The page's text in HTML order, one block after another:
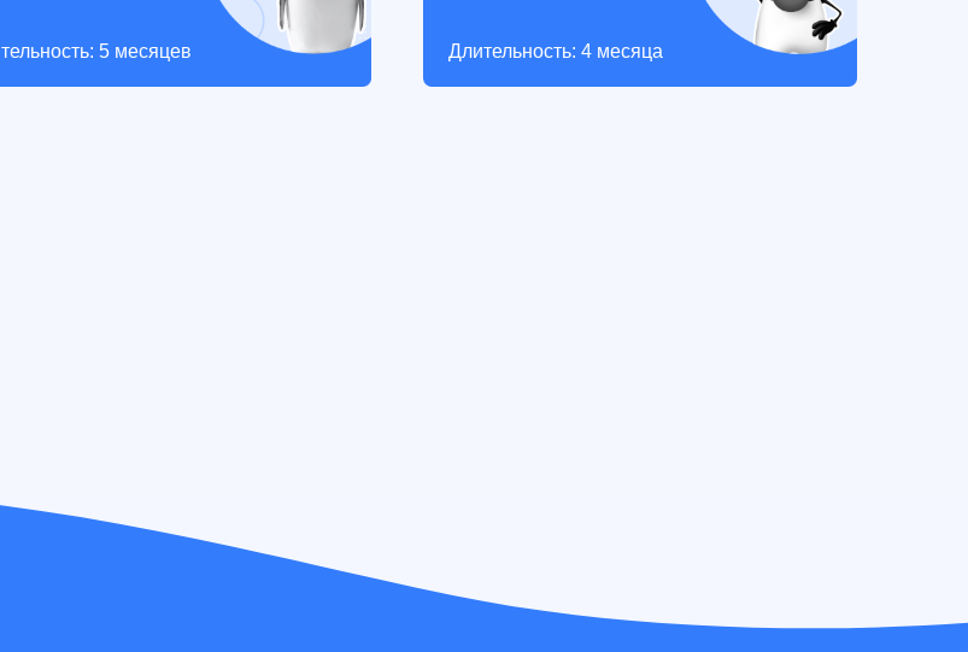
5 месяцев Длительность: 4 месяца